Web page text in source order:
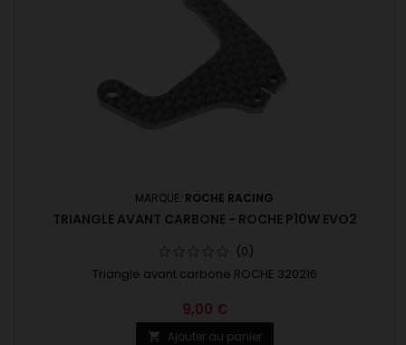
MARQUE: ROCHE RACING
TRIANGLE AVANT CARBONE - ROCHE P10W EVO2
(0)
Triangle avant carbone ROCHE 320216
9,00 €
 Ajouter au panier